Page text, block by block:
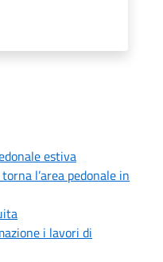
estiva
l’area pedonale in
i lavori di